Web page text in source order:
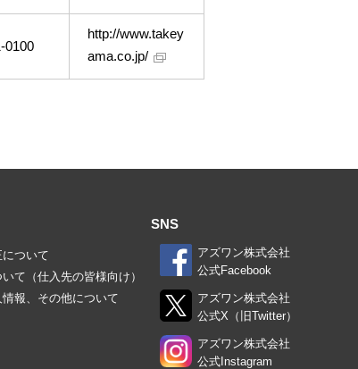
0100
http://www.takey
ama.co.jp/
ついて
て（仕入先の皆様向け）
報、その他について
SNS
アズワン株式会社
公式Facebook
アズワン株式会社
公式X（旧Twitter）
アズワン株式会社
公式Instagram